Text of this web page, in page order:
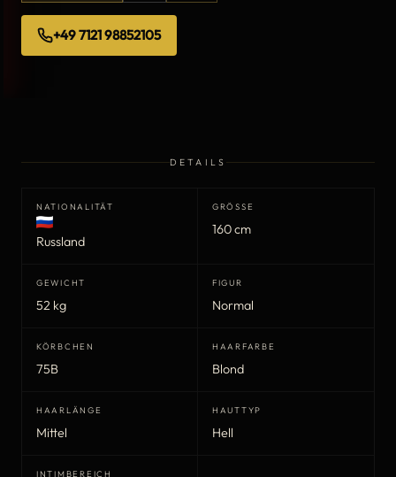
+49 7121 98852105
DETAILS
NATIONALITÄT
Russland
GRÖSSE
160 cm
GEWICHT
52 kg
FIGUR
Normal
KÖRBCHEN
75B
HAARFARBE
Blond
HAARLÄNGE
Mittel
HAUTTYP
Hell
INTIMBEREICH